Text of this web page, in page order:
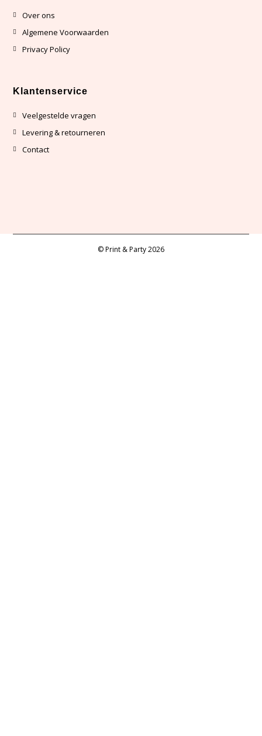
Over ons
Algemene Voorwaarden
Privacy Policy
Klantenservice
Veelgestelde vragen
Levering & retourneren
Contact
© Print & Party 2026